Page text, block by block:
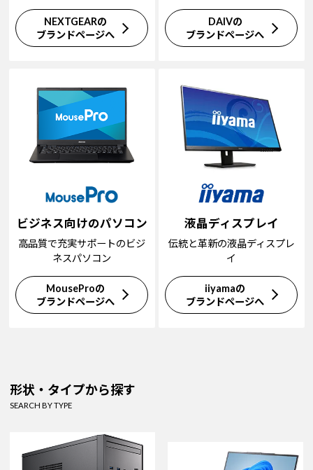
NEXTGEARの
ブランドページへ
DAIVの
ブランドページへ
ビジネス向けのパソコン
高品質で充実サポートのビジ
ネスパソコン
MouseProの
ブランドページへ
液晶ディスプレイ
伝統と革新の液晶ディスプレ
イ
iiyamaの
ブランドページへ
形状・タイプから探す
SEARCH BY TYPE